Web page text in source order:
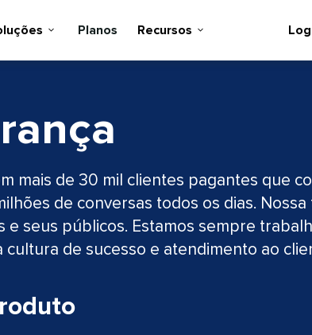
Planos​​ Recursos​​
mais de 30 mil clientes pagantes que
de conversas todos os dias.
seus públicos. Estamos sempre
de sucesso e atendimento ao